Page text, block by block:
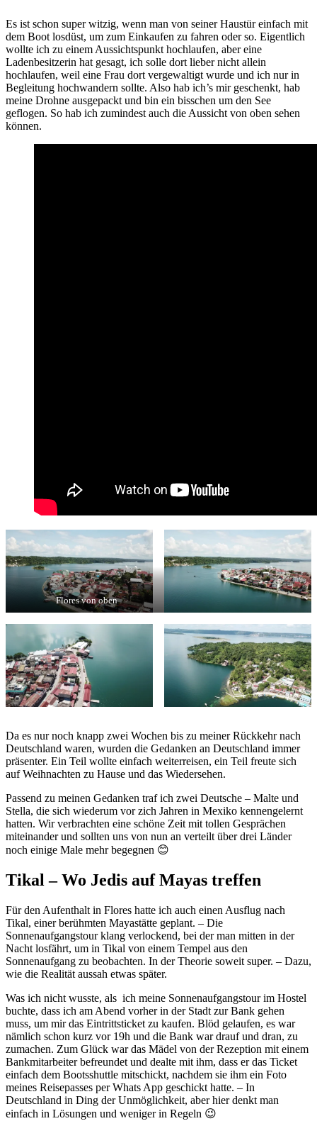
Es ist schon super witzig, wenn man von seiner Haustür einfach mit
dem Boot losdüst, um zum Einkaufen zu fahren oder so. Eigentlich
wollte ich zu einem Aussichtspunkt hochlaufen, aber eine
Ladenbesitzerin hat gesagt, ich solle dort lieber nicht allein
hochlaufen, weil eine Frau dort vergewaltigt wurde und ich nur in
Begleitung hochwandern sollte. Also hab ich’s mir geschenkt, hab
meine Drohne ausgepackt und bin ein bisschen um den See
geflogen. So hab ich zumindest auch die Aussicht von oben sehen
können.
Flores von oben
Da es nur noch knapp zwei Wochen bis zu meiner Rückkehr nach
Deutschland waren, wurden die Gedanken an Deutschland immer
präsenter. Ein Teil wollte einfach weiterreisen, ein Teil freute sich
auf Weihnachten zu Hause und das Wiedersehen.
Passend zu meinen Gedanken traf ich zwei Deutsche – Malte und
Stella, die sich wiederum vor zich Jahren in Mexiko kennengelernt
hatten. Wir verbrachten eine schöne Zeit mit tollen Gesprächen
miteinander und sollten uns von nun an verteilt über drei Länder
noch einige Male mehr begegnen 😊
Tikal – Wo Jedis auf Mayas treffen
Für den Aufenthalt in Flores hatte ich auch einen Ausflug nach
Tikal, einer berühmten Mayastätte geplant. – Die
Sonnenaufgangstour klang verlockend, bei der man mitten in der
Nacht losfährt, um in Tikal von einem Tempel aus den
Sonnenaufgang zu beobachten. In der Theorie soweit super. – Dazu,
wie die Realität aussah etwas später.
Was ich nicht wusste, als ich meine Sonnenaufgangstour im Hostel
buchte, dass ich am Abend vorher in der Stadt zur Bank gehen
muss, um mir das Eintrittsticket zu kaufen. Blöd gelaufen, es war
nämlich schon kurz vor 19h und die Bank war drauf und dran, zu
zumachen. Zum Glück war das Mädel von der Rezeption mit einem
Bankmitarbeiter befreundet und dealte mit ihm, dass er das Ticket
einfach dem Bootsshuttle mitschickt, nachdem sie ihm ein Foto
meines Reisepasses per Whats App geschickt hatte. – In
Deutschland in Ding der Unmöglichkeit, aber hier denkt man
einfach in Lösungen und weniger in Regeln 😉